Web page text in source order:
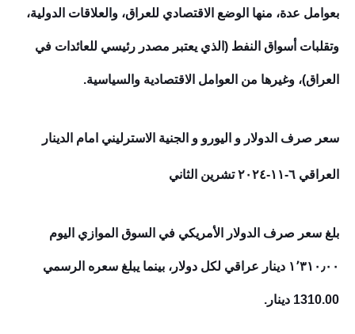
بعوامل عدة، منها الوضع الاقتصادي للعراق، والعلاقات الدولية،
وتقلبات أسواق النفط (الذي يعتبر مصدر رئيسي للعائدات في
العراق)، وغيرها من العوامل الاقتصادية والسياسية.
سعر صرف الدولار و اليورو و الجنية الاسترليني امام الدينار
العراقي ٦-١١-٢٠٢٤ تشرين الثاني
بلغ سعر صرف الدولار الأمريكي في السوق الموازي اليوم
١٬٣١٠٫٠٠ دينار عراقي لكل دولار، بينما يبلغ سعره الرسمي
1310.00 دينار.